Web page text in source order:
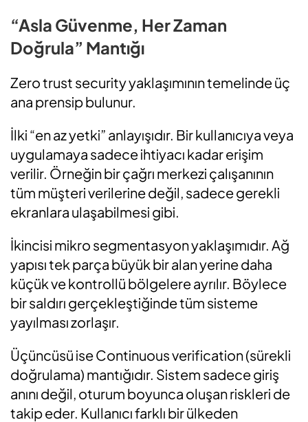
“Asla Güvenme, Her Zaman
Doğrula” Mantığı
Zero trust security yaklaşımının temelinde üç
ana prensip bulunur.
İlki “en az yetki” anlayışıdır. Bir kullanıcıya veya
uygulamaya sadece ihtiyacı kadar erişim
verilir. Örneğin bir çağrı merkezi çalışanının
tüm müşteri verilerine değil, sadece gerekli
ekranlara ulaşabilmesi gibi.
İkincisi mikro segmentasyon yaklaşımıdır. Ağ
yapısı tek parça büyük bir alan yerine daha
küçük ve kontrollü bölgelere ayrılır. Böylece
bir saldırı gerçekleştiğinde tüm sisteme
yayılması zorlaşır.
Üçüncüsü ise Continuous verification (sürekli
doğrulama) mantığıdır. Sistem sadece giriş
anını değil, oturum boyunca oluşan riskleri de
takip eder. Kullanıcı farklı bir ülkeden